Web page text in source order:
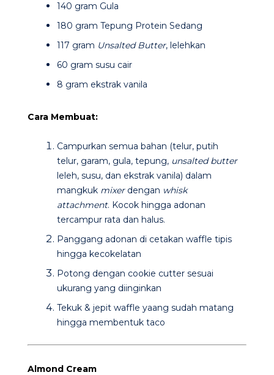
140 gram Gula
180 gram Tepung Protein Sedang
117 gram Unsalted Butter, lelehkan
60 gram susu cair
8 gram ekstrak vanila
Cara Membuat:
Campurkan semua bahan (telur, putih
telur, garam, gula, tepung, unsalted butter
leleh, susu, dan ekstrak vanila) dalam
mangkuk mixerdengan whisk
attachment. Kocok hingga adonan
tercampur rata dan halus.
Panggang adonan di cetakan waffle tipis
hingga kecokelatan
Potong dengan cookie cutter sesuai
ukurang yang diinginkan
Tekuk & jepit waffle yaang sudah matang
hingga membentuk taco
Almond Cream